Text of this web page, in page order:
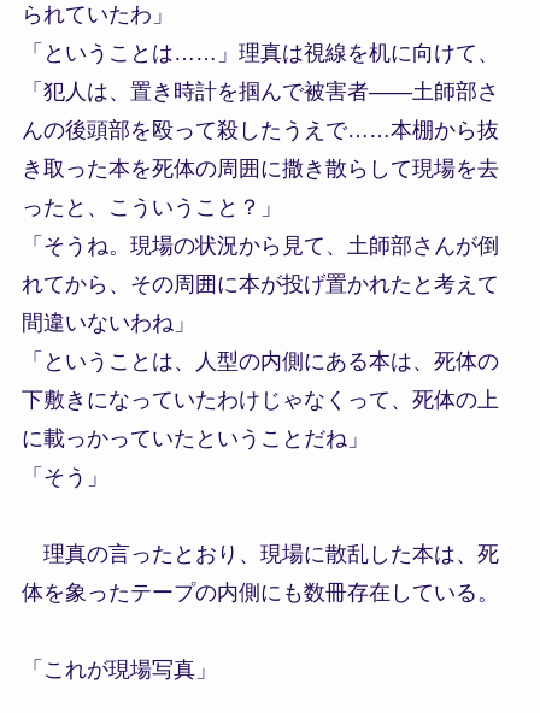
られていたわ」
「ということは……」理真は視線を机に向けて、
「犯人は、置き時計を掴んで被害者――土師部さ
んの後頭部を殴って殺したうえで……本棚から抜
き取った本を死体の周囲に撒き散らして現場を去
ったと、こういうこと？」
「そうね。現場の状況から見て、土師部さんが倒
れてから、その周囲に本が投げ置かれたと考えて
間違いないわね」
「ということは、人型の内側にある本は、死体の
下敷きになっていたわけじゃなくって、死体の上
に載っかっていたということだね」
「そう」
理真の言ったとおり、現場に散乱した本は、死
体を象ったテープの内側にも数冊存在している。
「これが現場写真」